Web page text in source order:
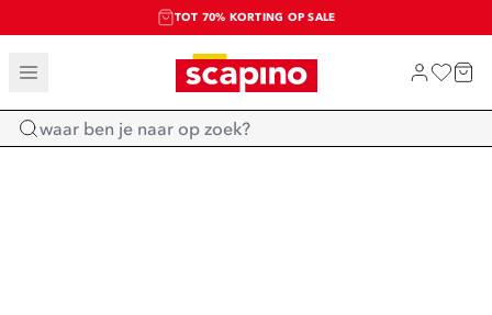
TOT 70% KORTING OP SALE
SALE: LAATSTE KANS!
SHOP NIEUW
Home